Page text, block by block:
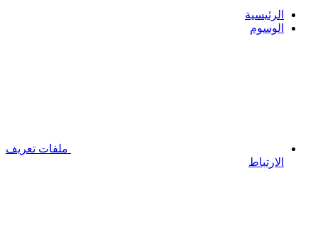
الرئيسية
الوسوم
ملفات تعريف
الارتباط